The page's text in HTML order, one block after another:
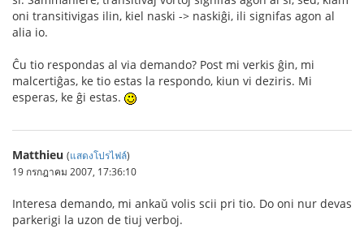
oni transitivigas ilin, kiel naski -> naskiĝi, ili signifas agon al
alia io.
Ĉu tio respondas al via demando? Post mi verkis ĝin, mi
malcertiĝas, ke tio estas la respondo, kiun vi deziris. Mi
esperas, ke ĝi estas.
Matthieu (แสดงโปรไฟล์)
19 กรกฎาคม 2007, 17:36:10
Interesa demando, mi ankaŭ volis scii pri tio. Do oni nur devas
parkerigi la uzon de tiuj verboj.